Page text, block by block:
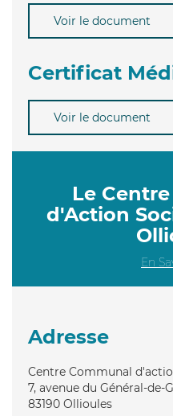
Voir le document
Certificat
Voir le document
Le
d'Action
En
Adresse
Centre Communal
7, avenue du Général-de-
83190 Ollioules